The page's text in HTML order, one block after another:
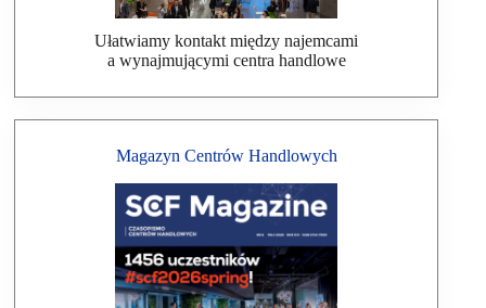
Ułatwiamy kontakt między najemcami
a wynajmującymi centra handlowe
Magazyn Centrów Handlowych